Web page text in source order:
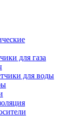
для газа
для воды